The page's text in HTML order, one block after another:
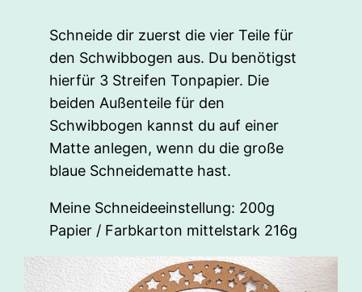
Schneide dir zuerst die vier Teile für
den Schwibbogen aus. Du benötigst
hierfür 3 Streifen Tonpapier. Die
beiden Außenteile für den
Schwibbogen kannst du auf einer
Matte anlegen, wenn du die große
blaue Schneidematte hast.
Meine Schneideeinstellung: 200g
Papier / Farbkarton mittelstark 216g